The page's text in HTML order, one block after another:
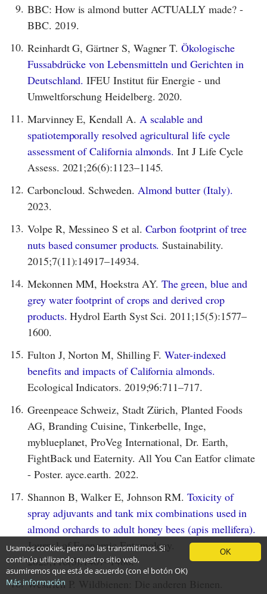
9. BBC: How is almond butter ACTUALLY made? -
BBC. 2019.
10. Reinhardt G, Gärtner S, Wagner T.Ökologische
Fussabdrücke von Lebensmitteln und Gerichten in
Deutschland. IFEU Institut für Energie - und
Umweltforschung Heidelberg. 2020.
11. Marvinney E, Kendall A. A scalable and
spatiotemporally resolved agricultural life cycle
assessment of California almonds. Int J Life Cycle
Assess. 2021;26(6):1123–1145.
12. Carboncloud. Schweden. Almond butter (Italy).
2023.
13. Volpe R, Messineo S et al. Carbon footprint of tree
nuts based consumer products. Sustainability.
2015;7(11):14917–14934.
14. Mekonnen MM, Hoekstra AY. The green, blue and
grey water footprint of crops and derived crop
products. Hydrol Earth Syst Sci. 2011;15(5):1577–
1600.
15. Fulton J, Norton M, Shilling F.Water-indexed
benefits and impacts of California almonds.
Ecological Indicators. 2019;96:711–717.
16. Greenpeace Schweiz, Stadt Zürich, Planted Foods
AG, Branding Cuisine, Tinkerbelle, Inge,
myblueplanet, ProVeg International, Dr. Earth,
FightBack und Eaternity. All You Can Eatfor climate
- Poster. ayce.earth. 2022.
17. Shannon B, Walker E, Johnson RM.Toxicity of
spray adjuvants and tank mix combinations used in
almond orchards to adult honey bees (apis mellifera).
Journal of Economic Entomology.
2023;116(5):1467–1480.
18. Westrich P. Wildbienen: Die anderen Bienen.
OK
Usamos cookies, pero no las transmitimos. Si
continúa utilizando nuestro sitio web,
asumiremos que está de acuerdo (con el botón OK)
Más información